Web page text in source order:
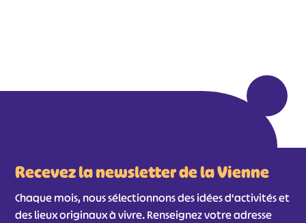
Recevez la newsletter de la Vienne
Chaque mois, nous sélectionnons des idées d'activités et
des lieux originaux à vivre. Renseignez votre adresse